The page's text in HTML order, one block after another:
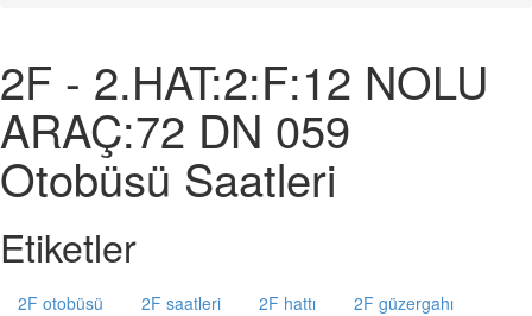
2F - 2.HAT:2:F:12 NOLU
ARAÇ:72 DN 059
Otobüsü Saatleri
Etiketler
2F otobüsü 2F saatleri 2F hattı
2F güzergahı